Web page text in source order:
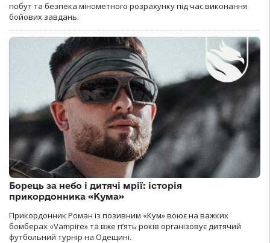
побут та безпека мінометного розрахунку під час виконання
бойових завдань.
Борець за небо і дитячі мрії: історія
прикордонника «Кума»
Прикордонник Роман із позивним «Кум» воює на важких
бомберах «Vampire» та вже п’ять років організовує дитячий
футбольний турнір на Одещині.